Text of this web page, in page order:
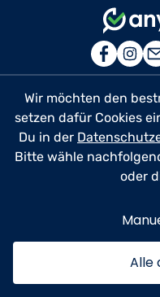
Wir möchten den
setzen dafür Cookies
Du in der
Bitte wähle
oder
Alle